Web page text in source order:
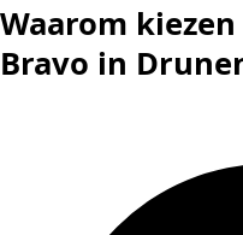
Waarom
Bravo in